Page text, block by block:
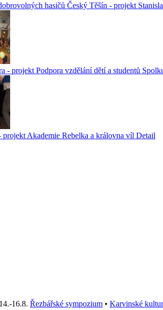
hasičů Český Těšín - projekt
- projekt Podpora vzdělání dětí a studentů
Akademie Rebelka a královna víl Detail
16.8. Řezbářské sympozium • Karvinské